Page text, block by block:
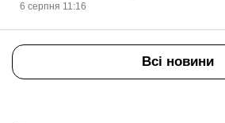
6 серпня 11:16
Всі новини